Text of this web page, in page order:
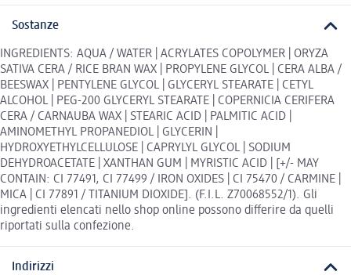
Sostanze
INGREDIENTS: AQUA / WATER | ACRYLATES COPOLYMER | ORYZA
SATIVA CERA / RICE BRAN WAX | PROPYLENE GLYCOL | CERA ALBA /
BEESWAX | PENTYLENE GLYCOL | GLYCERYL STEARATE | CETYL
ALCOHOL | PEG-200 GLYCERYL STEARATE | COPERNICIA CERIFERA
CERA / CARNAUBA WAX | STEARIC ACID | PALMITIC ACID |
AMINOMETHYL PROPANEDIOL | GLYCERIN |
HYDROXYETHYLCELLULOSE | CAPRYLYL GLYCOL | SODIUM
DEHYDROACETATE | XANTHAN GUM | MYRISTIC ACID | [+/- MAY
CONTAIN: CI 77491, CI 77499 / IRON OXIDES | CI 75470 / CARMINE |
MICA | CI 77891 / TITANIUM DIOXIDE]. (F.I.L. Z70068552/1). Gli
ingredienti elencati nello shop online possono differire da quelli
riportati sulla confezione.
Indirizzi